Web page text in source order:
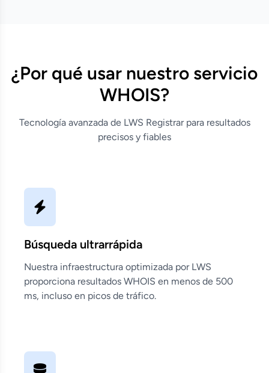
¿Por qué usar nuestro servicio
WHOIS?
Tecnología avanzada de LWS Registrar para resultados
precisos y fiables
Búsqueda ultrarrápida
Nuestra infraestructura optimizada por LWS
proporciona resultados WHOIS en menos de 500
ms, incluso en picos de tráfico.